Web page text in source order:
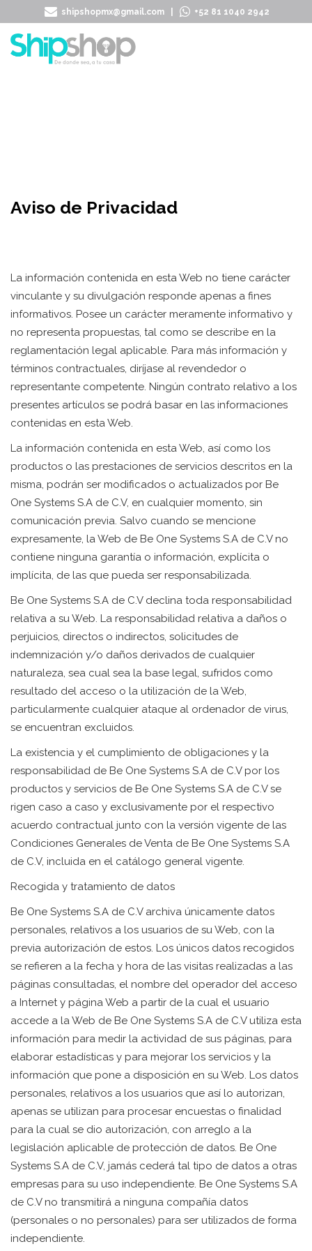
shipshopmx@gmail.com +52 81 1040 2942
Aviso de Privacidad
La información contenida en esta Web no tiene carácter
vinculante y su divulgación responde apenas a fines
informativos. Posee un carácter meramente informativo y
no representa propuestas, tal como se describe en la
reglamentación legal aplicable. Para más información y
términos contractuales, diríjase al revendedor o
representante competente. Ningún contrato relativo a los
presentes artículos se podrá basar en las informaciones
contenidas en esta Web.
La información contenida en esta Web, así como los
productos o las prestaciones de servicios descritos en la
misma, podrán ser modificados o actualizados por Be
One Systems S.A de C.V, en cualquier momento, sin
comunicación previa. Salvo cuando se mencione
expresamente, la Web de Be One Systems S.A de C.V no
contiene ninguna garantía o información, explícita o
implícita, de las que pueda ser responsabilizada.
Be One Systems S.A de C.V declina toda responsabilidad
relativa a su Web. La responsabilidad relativa a daños o
perjuicios, directos o indirectos, solicitudes de
indemnización y/o daños derivados de cualquier
naturaleza, sea cual sea la base legal, sufridos como
resultado del acceso o la utilización de la Web,
particularmente cualquier ataque al ordenador de virus,
se encuentran excluidos.
La existencia y el cumplimiento de obligaciones y la
responsabilidad de Be One Systems S.A de C.V por los
productos y servicios de Be One Systems S.A de C.V se
rigen caso a caso y exclusivamente por el respectivo
acuerdo contractual junto con la versión vigente de las
Condiciones Generales de Venta de Be One Systems S.A
de C.V, incluida en el catálogo general vigente.
Recogida y tratamiento de datos
Be One Systems S.A de C.V archiva únicamente datos
personales, relativos a los usuarios de su Web, con la
previa autorización de estos. Los únicos datos recogidos
se refieren a la fecha y hora de las visitas realizadas a las
páginas consultadas, el nombre del operador del acceso
a Internet y página Web a partir de la cual el usuario
accede a la Web de Be One Systems S.A de C.V utiliza esta
información para medir la actividad de sus páginas, para
elaborar estadísticas y para mejorar los servicios y la
información que pone a disposición en su Web. Los datos
personales, relativos a los usuarios que así lo autorizan,
apenas se utilizan para procesar encuestas o finalidad
para la cual se dio autorización, con arreglo a la
legislación aplicable de protección de datos. Be One
Systems S.A de C.V, jamás cederá tal tipo de datos a otras
empresas para su uso independiente. Be One Systems S.A
de C.V no transmitirá a ninguna compañía datos
(personales o no personales) para ser utilizados de forma
independiente.